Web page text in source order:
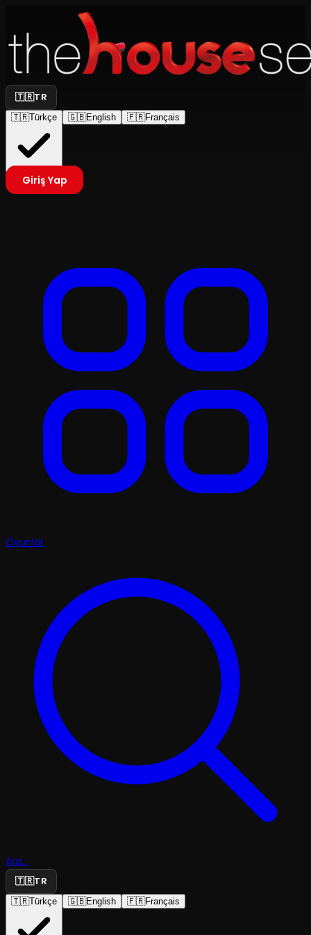
🇹🇷TR
🇹🇷Türkçe 🇬🇧English 🇫🇷Français
Giriş Yap
Oyunlar
Ara...
🇹🇷TR
🇹🇷Türkçe 🇬🇧English 🇫🇷Français